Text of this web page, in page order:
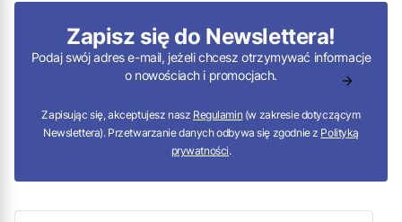
Zapisz się do Newslettera!
Podaj swój adres e-mail, jeżeli chcesz otrzymywać informacje
o nowościach i promocjach.
Zapisując się, akceptujesz nasz Regulamin (w zakresie dotyczącym
Newslettera). Przetwarzanie danych odbywa się zgodnie z Polityką
prywatności.